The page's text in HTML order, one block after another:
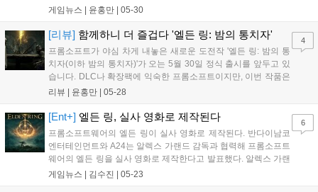
자 첫 스탠드얼론 타이틀이다. 기존의 DLC가 원작의 콘텐츠를 확
로 새롭게 재해석한 게임이라고 할...
게임뉴스 | 윤홍만 | 05-30
[리뷰] 함께하니 더 즐겁다 '엘든 링: 밤의 통치자'
프롬소프트가 야심 차게 내놓은 새로운 도전작 '엘든 링: 밤의 통
치자(이하 밤의 통치자)'가 오는 5월 30일 정식 출시를 앞두고 있
습니다. DLC나 확장팩에 익숙한 프롬소프트이지만, 이번 작품은
결이 다릅니다. 기존 콘텐츠를 '확장'하는 대신 원작을 토대로 완
스템에 세션제와 협동 플레이를 접...
리뷰 | 윤홍만 | 05-28
4
[Ent+] 엘든 링, 실사 영화로 제작된다
프롬소프트웨어의 엘든 링이 실사 영화로 제작된다. 반다이남코
엔터테인먼트와 A24는 알렉스 가랜드 감독과 협력해 프롬소프트
웨어의 엘든 링을 실사 영화로 제작한다고 발표했다. 알렉스 가랜
드는 엑스 마키나와 시빌 워, 워페어 등을 연출했으며, 28일 후의
게임뉴스 | 김수진 | 05-23
6